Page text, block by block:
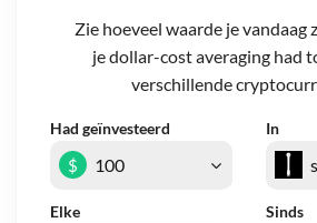
Zie hoeveel waarde je vandaag
je dollar-cost averaging had
verschillende
Had geïnvesteerd In
Elke Sinds
$